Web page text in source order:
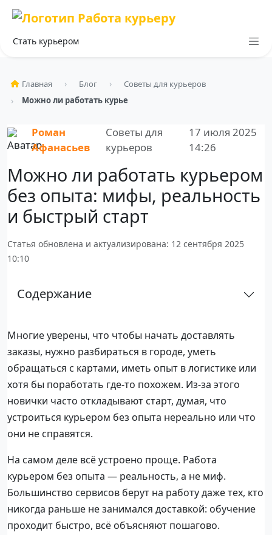
Стать курьером
Главная Блог
Советы для курьеров
Можно ли работать курьером без опыта: мифы, реаль…
Роман
Афанасьев
Советы для
курьеров
17 июля 2025
14:26
Можно ли работать курьером
без опыта: мифы, реальность
и быстрый старт
Статья обновлена и актуализирована: 12 сентября 2025
10:10
Содержание
Многие уверены, что чтобы начать доставлять
заказы, нужно разбираться в городе, уметь
обращаться с картами, иметь опыт в логистике или
хотя бы поработать где-то похожем. Из-за этого
новички часто откладывают старт, думая, что
устроиться курьером без опыта нереально или что
они не справятся.
На самом деле всё устроено проще. Работа
курьером без опыта — реальность, а не миф.
Большинство сервисов берут на работу даже тех, кто
никогда раньше не занимался доставкой: обучение
проходит быстро, всё объясняют пошагово.